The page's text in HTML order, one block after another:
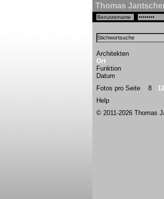
Thomas
Architekten
Ort
Funktion
Datum
Fotos pro Seite 8 12
Help
© 2011-2026 Thomas